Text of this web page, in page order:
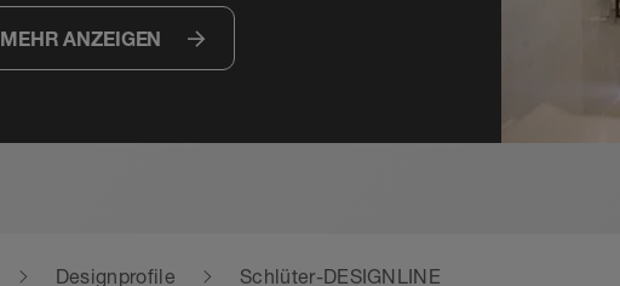
MEHR ANZEIGEN
Designprofile Schlüter-DESIGNLINE